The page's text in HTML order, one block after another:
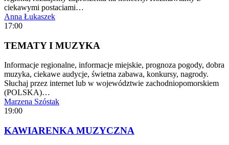
ciekawymi postaciami…
Anna Łukaszek
17:00
TEMATY I MUZYKA
Informacje regionalne, informacje miejskie, prognoza pogody, dobra
muzyka, ciekawe audycje, świetna zabawa, konkursy, nagrody.
Słuchaj przez internet lub w województwie zachodniopomorskiem
(POLSKA)…
Marzena Szóstak
19:00
KAWIARENKA MUZYCZNA